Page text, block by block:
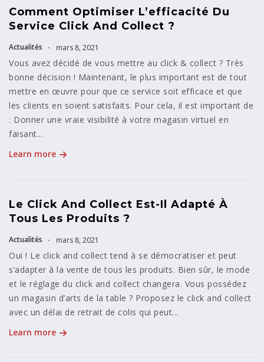
Comment Optimiser L’efficacité Du
Service Click And Collect ?
Actualités mars 8, 2021
Vous avez décidé de vous mettre au click & collect ? Très
bonne décision ! Maintenant, le plus important est de tout
mettre en œuvre pour que ce service soit efficace et que
les clients en soient satisfaits. Pour cela, il est important de
: Donner une vraie visibilité à votre magasin virtuel en
faisant...
Learn more
Le Click And Collect Est-Il Adapté À
Tous Les Produits ?
Actualités mars 8, 2021
Oui ! Le click and collect tend à se démocratiser et peut
s’adapter à la vente de tous les produits. Bien sûr, le mode
et le réglage du click and collect changera. Vous possédez
un magasin d’arts de la table ? Proposez le click and collect
avec un délai de retrait de colis qui peut...
Learn more